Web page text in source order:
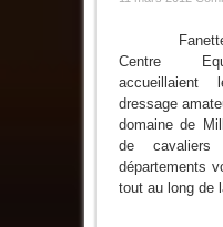
Fanette,
Centre
dressage
domaine de
de
départements
tout au long de